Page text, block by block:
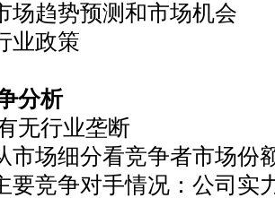
趋势预测和市场机会
政策
分析
行业垄断
场细分看竞争者市场份
竞争对手情况：公司实